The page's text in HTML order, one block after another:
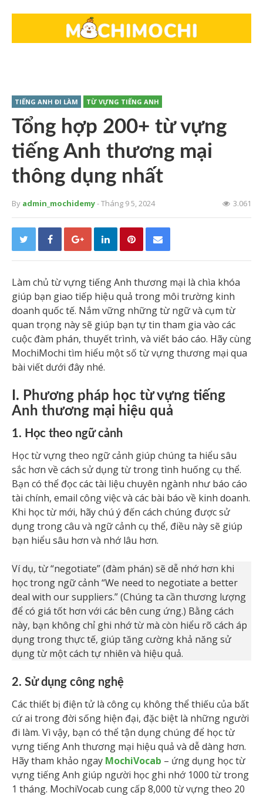
TIẾNG ANH ĐI LÀM TỪ VỰNG TIẾNG ANH
Tổng hợp 200+ từ vựng
tiếng Anh thương mại
thông dụng nhất
By admin_mochidemy- Tháng 9 5, 2024 3.061
Làm chủ từ vựng tiếng Anh thương mại là chìa khóa
giúp bạn giao tiếp hiệu quả trong môi trường kinh
doanh quốc tế. Nắm vững những từ ngữ và cụm từ
quan trọng này sẽ giúp bạn tự tin tham gia vào các
cuộc đàm phán, thuyết trình, và viết báo cáo. Hãy cùng
MochiMochi tìm hiểu một số từ vựng thương mại qua
bài viết dưới đây nhé.
I. Phương pháp học từ vựng tiếng
Anh thương mại hiệu quả
1. Học theo ngữ cảnh
Học từ vựng theo ngữ cảnh giúp chúng ta hiểu sâu
sắc hơn về cách sử dụng từ trong tình huống cụ thể.
Bạn có thể đọc các tài liệu chuyên ngành như báo cáo
tài chính, email công việc và các bài báo về kinh doanh.
Khi học từ mới, hãy chú ý đến cách chúng được sử
dụng trong câu và ngữ cảnh cụ thể, điều này sẽ giúp
bạn hiểu sâu hơn và nhớ lâu hơn.
Ví dụ, từ “negotiate” (đàm phán) sẽ dễ nhớ hơn khi
học trong ngữ cảnh “We need to negotiate a better
deal with our suppliers.” (Chúng ta cần thương lượng
để có giá tốt hơn với các bên cung ứng.) Bằng cách
này, bạn không chỉ ghi nhớ từ mà còn hiểu rõ cách áp
dụng trong thực tế, giúp tăng cường khả năng sử
dụng từ một cách tự nhiên và hiệu quả.
2. Sử dụng công nghệ
Các thiết bị điện tử là công cụ không thể thiếu của bất
cứ ai trong đời sống hiện đại, đặc biệt là những người
đi làm. Vì vậy, bạn có thể tận dụng chúng để học từ
vựng tiếng Anh thương mại hiệu quả và dễ dàng hơn.
Hãy tham khảo ngay MochiVocab – ứng dụng học từ
vựng tiếng Anh giúp người học ghi nhớ 1000 từ trong
1 tháng. MochiVocab cung cấp 8,000 từ vựng theo 20